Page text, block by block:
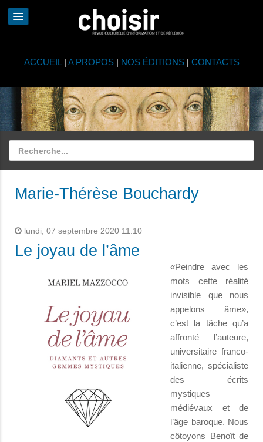
ACCUEIL | A PROPOS| NOS ÉDITIONS| CONTACTS
Marie-Thérèse Bouchardy
lundi, 07 septembre 2020 11:10
Le joyau de l’âme
«Peindre avec les
mots cette réalité
invisible que nous
appelons âme»,
c’est la tâche qu’a
affronté l’auteure,
universitaire franco-
italienne, spécialiste
des écrits
mystiques
médiévaux et de
l’âge baroque. Nous
côtoyons Benoît de